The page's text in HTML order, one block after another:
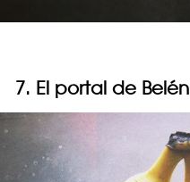
7. El portal de Belén